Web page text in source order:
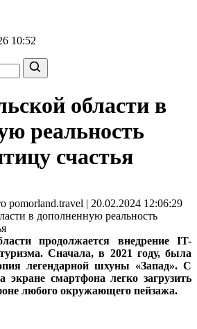
10:52
области в
реальность
счастья
| 20.02.2024 12:06:29
продолжается внедрение IT-
Сначала, в 2021 году, была
легендарной шхуны «Запад». С
смартфона легко загрузить
любого окружающего пейзажа.